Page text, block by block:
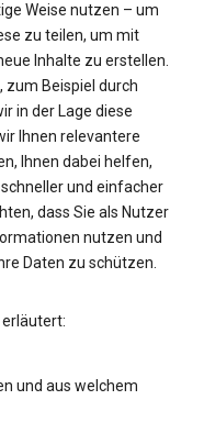
Weise nutzen – um
zu teilen, um mit
Inhalte zu erstellen.
zum Beispiel durch
in der Lage diese
Ihnen relevantere
Ihnen dabei helfen,
und einfacher
dass Sie als Nutzer
nutzen und
Daten zu schützen.
und aus welchem